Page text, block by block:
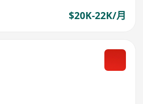
$20K-22K/月